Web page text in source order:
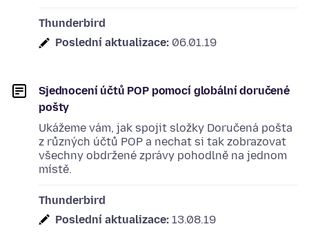
Thunderbird
Poslední aktualizace: 06.01.19
Sjednocení účtů POP pomocí globální doručené
pošty
Ukážeme vám, jak spojit složky Doručená pošta
z různých účtů POP a nechat si tak zobrazovat
všechny obdržené zprávy pohodlně na jednom
místě.
Thunderbird
Poslední aktualizace: 13.08.19